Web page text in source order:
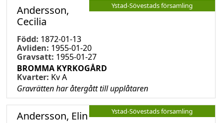
Ystad-Sövestads församling
Andersson,
Cecilia
Född: 1872-01-13
Avliden: 1955-01-20
Gravsatt: 1955-01-27
BROMMA KYRKOGÅRD
Kvarter: Kv A
Gravrätten har återgått till upplåtaren
Ystad-Sövestads församling
Andersson, Elin